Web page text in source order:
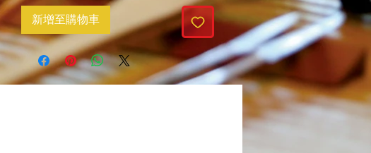
新增至購物車